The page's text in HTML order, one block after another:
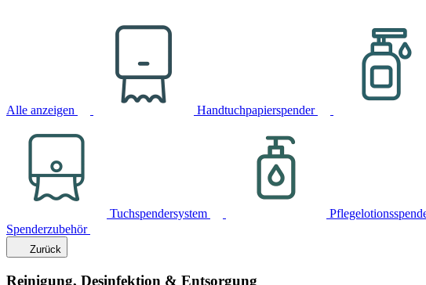
Alle anzeigen Handtuchpapierspender
Tuchspendersystem
Spenderzubehör
Zurück
Reinigung, Desinfektion & Entsorgung